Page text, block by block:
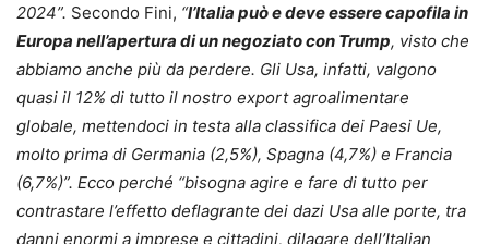
2024”. Secondo Fini, “l’Italia può e deve essere capofila in
Europa nell’apertura di un negoziato con Trump, visto che
abbiamo anche più da perdere. Gli Usa, infatti, valgono
quasi il 12% di tutto il nostro export agroalimentare
globale, mettendoci in testa alla classifica dei Paesi Ue,
molto prima di Germania (2,5%), Spagna (4,7%) e Francia
(6,7%)”. Ecco perché “bisogna agire e fare di tutto per
contrastare l’effetto deflagrante dei dazi Usa alle porte, tra
danni enormi a imprese e cittadini, dilagare dell’Italian